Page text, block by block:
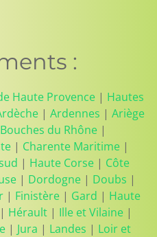
:
Haute Provence | Hautes
| Ardennes | Ariège
Bouches du Rhône |
| Charente Maritime |
| Haute Corse | Côte
| Dordogne | Doubs |
| Finistère | Gard | Haute
| Hérault | Ille et Vilaine |
| Jura | Landes | Loir et